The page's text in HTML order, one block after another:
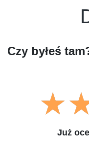
Czy byłeś
Już